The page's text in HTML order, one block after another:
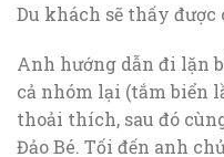
Du khách sẽ thấy được
Anh hướng dẫn đi lặn
cả nhóm lại (tắm biển
thoải thích, sau đó
Đảo Bé. Tối đến anh